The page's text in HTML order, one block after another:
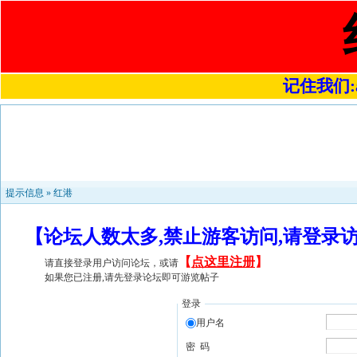
记住我们
提示信息 » 红港
【论坛人数太多,禁止游客访问,请登
请直接登录用户访问论坛，或请 【 点这里注册】
如果您已注册,请先登录论坛即可游览帖子
登录
用户名
密 码